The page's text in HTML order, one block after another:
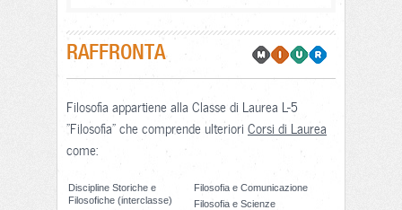
RAFFRONTA
Filosofia appartiene alla Classe di Laurea L-5
"Filosofia" che comprende ulteriori Corsi di Laurea
come:
Discipline Storiche e
Filosofiche (interclasse)
Filosofia e Comunicazione
Filosofia e Scienze